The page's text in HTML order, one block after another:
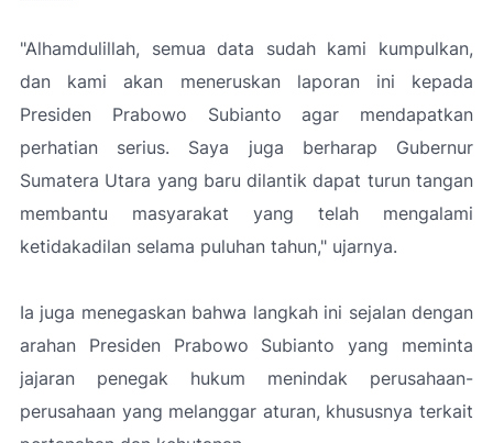
"Alhamdulillah, semua data sudah kami kumpulkan,
dan kami akan meneruskan laporan ini kepada
Presiden Prabowo Subianto agar mendapatkan
perhatian serius. Saya juga berharap Gubernur
Sumatera Utara yang baru dilantik dapat turun tangan
membantu masyarakat yang telah mengalami
ketidakadilan selama puluhan tahun," ujarnya.
Ia juga menegaskan bahwa langkah ini sejalan dengan
arahan Presiden Prabowo Subianto yang meminta
jajaran penegak hukum menindak perusahaan-
perusahaan yang melanggar aturan, khususnya terkait